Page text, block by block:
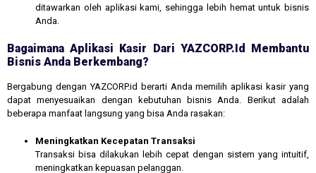
ditawarkan oleh aplikasi kami, sehingga lebih hemat untuk bisnis
Anda.
Bagaimana Aplikasi Kasir Dari YAZCORP.id Membantu
Bisnis Anda Berkembang?
Bergabung dengan YAZCORP.id berarti Anda memilih aplikasi kasir yang
dapat menyesuaikan dengan kebutuhan bisnis Anda. Berikut adalah
beberapa manfaat langsung yang bisa Anda rasakan:
Meningkatkan Kecepatan Transaksi
Transaksi bisa dilakukan lebih cepat dengan sistem yang intuitif,
meningkatkan kepuasan pelanggan.